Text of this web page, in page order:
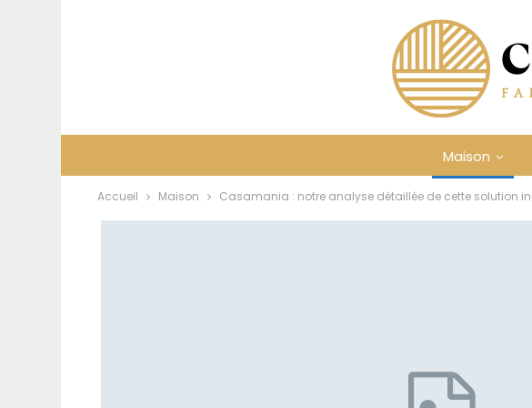
Maison
Accueil Maison Casamania : notre analyse détaillée de cette solution